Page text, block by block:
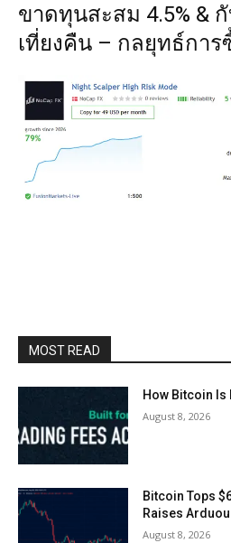
ขาดทุนสะสม 4.5% &
เที่ยงคืน – กลยุทธ์การ
MOST READ
How Bitcoin Is
August 8, 2026
Bitcoin Tops
Raises
August 8, 2026